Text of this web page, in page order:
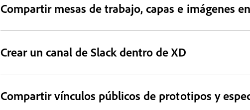
Compartir mesas de trabajo, capas e imágenes
Crear un canal de Slack dentro de XD
Compartir vínculos públicos de prototipos y